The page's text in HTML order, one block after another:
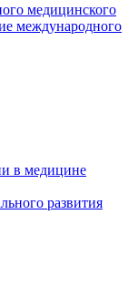
медицинского
международного
в медицине
развития